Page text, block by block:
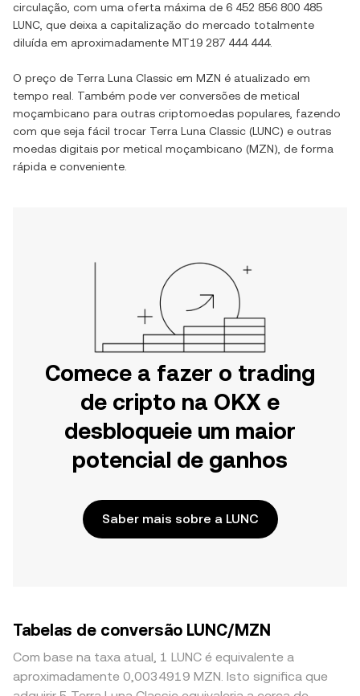
circulação, com uma oferta máxima de 6 452 856 800 485
LUNC , que deixa a capitalização do mercado totalmente
diluída em aproximadamente MT19 287 444 444.
O preço de Terra Luna Classic em MZN é atualizado em
tempo real. Também pode ver conversões de metical
moçambicano para outras criptomoedas populares, fazendo
com que seja fácil trocar Terra Luna Classic (LUNC) e outras
moedas digitais por metical moçambicano (MZN), de forma
rápida e conveniente.
Comece a fazer o trading
de cripto na OKX e
desbloqueie um maior
potencial de ganhos
Saber mais sobre a LUNC
Tabelas de conversão LUNC/MZN
Com base na taxa atual, 1 LUNC é equivalente a
aproximadamente 0,0034919 MZN. Isto significa que